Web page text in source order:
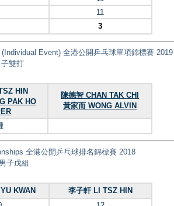
11
3
(Individual Event) 全港公開乒乓球單項錦標賽 2019
雙打
HIN
PAK HO
陳德智 CHAN TAK CHI
黃家而 WONG ALVIN
全港公開乒乓球排名錦標賽 2018
子戊組
KWAN
李子軒 LI TSZ HIN